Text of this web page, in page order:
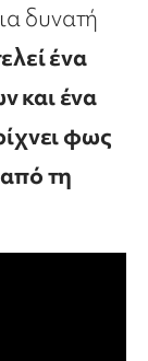
δυνατή
ένα
και ένα
φως
τη